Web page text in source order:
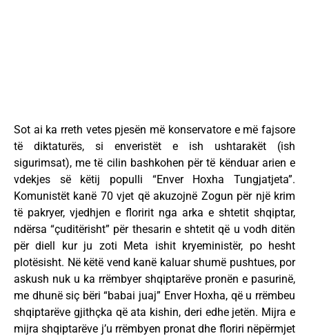
Sot ai ka rreth vetes pjesën më konservatore e më fajsore
të diktaturës, si enveristët e ish ushtarakët (ish
sigurimsat), me të cilin bashkohen për të kënduar arien e
vdekjes së këtij populli “Enver Hoxha Tungjatjeta”.
Komunistët kanë 70 vjet që akuzojnë Zogun për një krim
të pakryer, vjedhjen e floririt nga arka e shtetit shqiptar,
ndërsa “çuditërisht” për thesarin e shtetit që u vodh ditën
për diell kur ju zoti Meta ishit kryeministër, po hesht
plotësisht. Në këtë vend kanë kaluar shumë pushtues, por
askush nuk u ka rrëmbyer shqiptarëve pronën e pasurinë,
me dhunë siç bëri “babai juaj” Enver Hoxha, që u rrëmbeu
shqiptarëve gjithçka që ata kishin, deri edhe jetën. Mijra e
mijra shqiptarëve j’u rrëmbyen pronat dhe floriri nëpërmjet